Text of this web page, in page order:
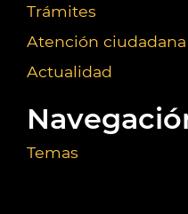
Trámites
Atención ciudadana
Actualidad
Temas